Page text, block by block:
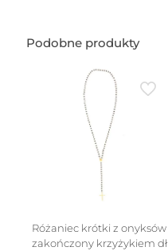
Podobne produkty
Różaniec krótki z onyksów
zakończony krzyżykiem dł